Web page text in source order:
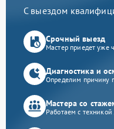
С выездом
Срочный выезд
Мастер приедет уже
Диагностика и
Определим причину
Мастера со
Работаем с